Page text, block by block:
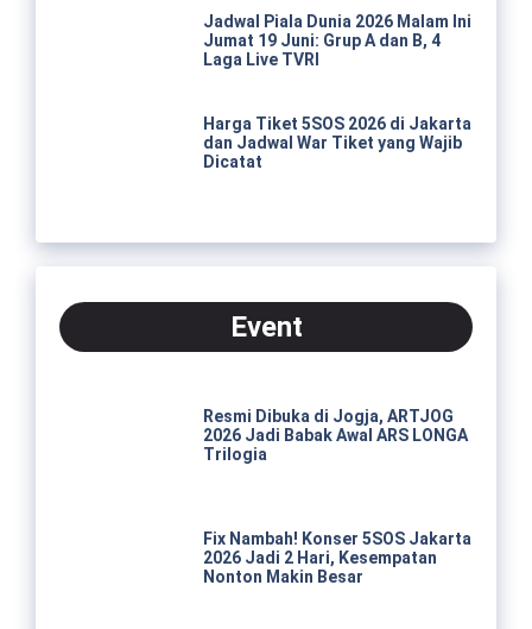
Jadwal Piala Dunia 2026 Malam Ini
Jumat 19 Juni: Grup A dan B, 4
Laga Live TVRI
Harga Tiket 5SOS 2026 di Jakarta
dan Jadwal War Tiket yang Wajib
Dicatat
Event
Resmi Dibuka di Jogja, ARTJOG
2026 Jadi Babak Awal ARS LONGA
Trilogia
Fix Nambah! Konser 5SOS Jakarta
2026 Jadi 2 Hari, Kesempatan
Nonton Makin Besar